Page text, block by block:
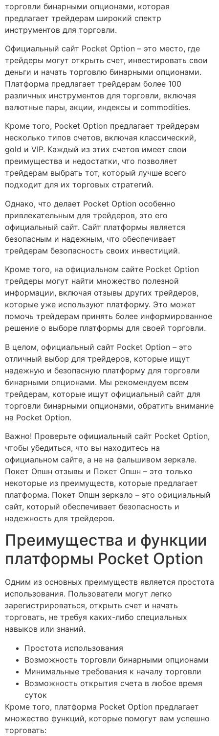
торговли бинарными опционами, которая
предлагает трейдерам широкий спектр
инструментов для торговли.
Официальный сайт Pocket Option – это место, где
трейдеры могут открыть счет, инвестировать свои
деньги и начать торговлю бинарными опционами.
Платформа предлагает трейдерам более 100
различных инструментов для торговли, включая
валютные пары, акции, индексы и commodities.
Кроме того, Pocket Option предлагает трейдерам
несколько типов счетов, включая классический,
gold и VIP. Каждый из этих счетов имеет свои
преимущества и недостатки, что позволяет
трейдерам выбрать тот, который лучше всего
подходит для их торговых стратегий.
Однако, что делает Pocket Option особенно
привлекательным для трейдеров, это его
официальный сайт. Сайт платформы является
безопасным и надежным, что обеспечивает
трейдерам безопасность своих инвестиций.
Кроме того, на официальном сайте Pocket Option
трейдеры могут найти множество полезной
информации, включая отзывы других трейдеров,
которые уже используют платформу. Это может
помочь трейдерам принять более информированное
решение о выборе платформы для своей торговли.
В целом, официальный сайт Pocket Option – это
отличный выбор для трейдеров, которые ищут
надежную и безопасную платформу для торговли
бинарными опционами. Мы рекомендуем всем
трейдерам, которые ищут официальный сайт для
торговли бинарными опционами, обратить внимание
на Pocket Option.
Важно! Проверьте официальный сайт Pocket Option,
чтобы убедиться, что вы находитесь на
официальном сайте, а не на фальшивом зеркале.
Покет Опшн отзывы и Покет Опшн – это только
некоторые из преимуществ, которые предлагает
платформа. Покет Опшн зеркало – это официальный
сайт, который обеспечивает безопасность и
надежность для трейдеров.
Преимущества и функции
платформы Pocket Option
Одним из основных преимуществ является простота
использования. Пользователи могут легко
зарегистрироваться, открыть счет и начать
торговать, не требуя каких-либо специальных
навыков или знаний.
Простота использования
Возможность торговли бинарными опционами
Минимальные требования к началу торговли
Возможность открытия счета в любое время
суток
Кроме того, платформа Pocket Option предлагает
множество функций, которые помогут вам успешно
торговать: